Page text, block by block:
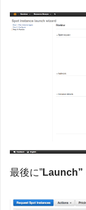
最後に”Launch”